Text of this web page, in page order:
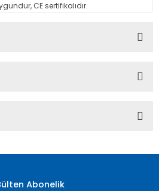
CE sertifikalıdır.
teşekkür ederiz.
Abonelik